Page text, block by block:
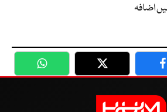
اضافہ
WhatsApp Twitter